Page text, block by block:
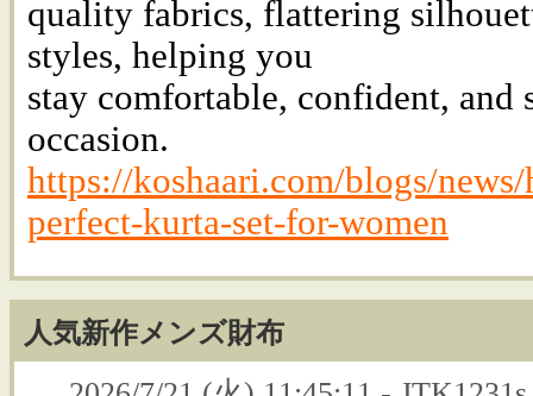
quality fabrics, flattering
styles, helping you
stay comfortable, confident, and
occasion.
https://koshaari.com/blogs/
perfect-kurta-set-for-women
人気新作メンズ財布